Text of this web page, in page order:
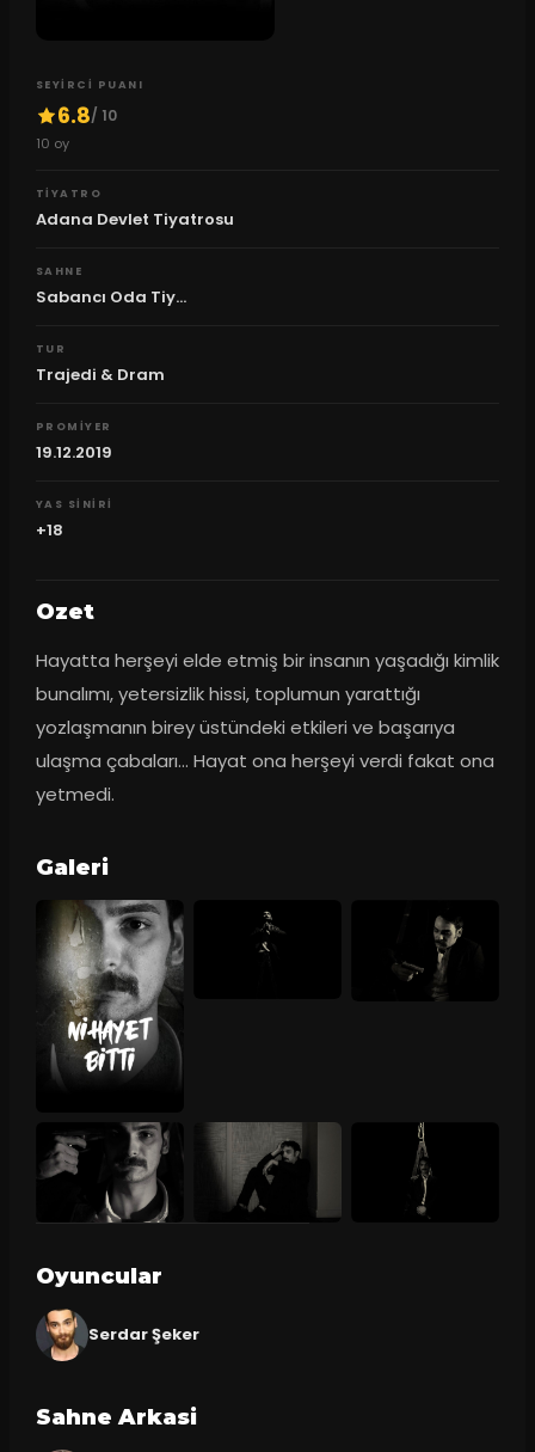
SEYIRCI PUANI
6.8/ 10
10 oy
TIYATRO
Adana Devlet Tiyatrosu
SAHNE
Sabancı Oda Tiy...
TUR
Trajedi & Dram
PROMIYER
19.12.2019
YAS SINIRI
+18
Ozet
Hayatta herşeyi elde etmiş bir insanın yaşadığı kimlik
bunalımı, yetersizlik hissi, toplumun yarattığı
yozlaşmanın birey üstündeki etkileri ve başarıya
ulaşma çabaları… Hayat ona herşeyi verdi fakat ona
yetmedi.
Galeri
Oyuncular
Serdar Şeker
Sahne Arkasi